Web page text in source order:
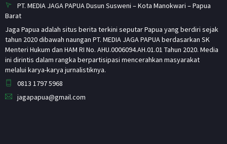
PT. MEDIA JAGA PAPUA Dusun Susweni – Kota Manokwari – Papua
Barat
Jaga Papua adalah situs berita terkini seputar Papua yang berdiri sejak
tahun 2020 dibawah naungan PT. MEDIA JAGA PAPUA berdasarkan SK
Menteri Hukum dan HAM RI No. AHU.0006094.AH.01.01 Tahun 2020. Media
ini dirintis dalam rangka berpartisipasi mencerahkan masyarakat
melalui karya-karya jurnalistiknya.
0813 1797 5968
jagapapua@gmail.com